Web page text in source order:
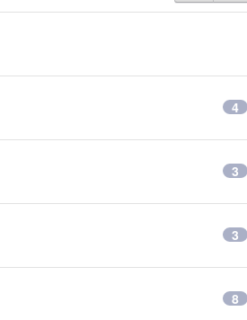
4
3
3
8